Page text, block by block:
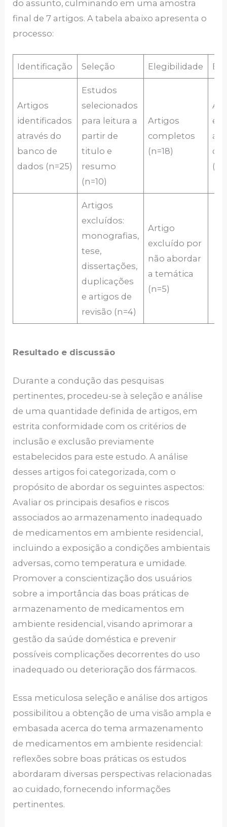
do assunto, culminando em uma amostra
final de 7 artigos. A tabela abaixo apresenta o
processo:
Identificação Seleção Elegibilidade
Artigos
identificados
através do
banco de
dados (n=25)
Estudos
selecionados
para leitura a
partir de
titulo e
resumo
(n=10)
Artigos
completos
(n=18)
Artigos
excluídos:
monografias,
tese,
dissertações,
duplicações
e artigos de
revisão (n=4)
Artigo
excluído por
não abordar
a temática
(n=5)
Resultado e discussão
Durante a condução das pesquisas
pertinentes, procedeu-se à seleção e análise
de uma quantidade definida de artigos, em
estrita conformidade com os critérios de
inclusão e exclusão previamente
estabelecidos para este estudo. A análise
desses artigos foi categorizada, com o
propósito de abordar os seguintes aspectos:
Avaliar os principais desafios e riscos
associados ao armazenamento inadequado
de medicamentos em ambiente residencial,
incluindo a exposição a condições ambientais
adversas, como temperatura e umidade.
Promover a conscientização dos usuários
sobre a importância das boas práticas de
armazenamento de medicamentos em
ambiente residencial, visando aprimorar a
gestão da saúde doméstica e prevenir
possíveis complicações decorrentes do uso
inadequado ou deterioração dos fármacos.
Essa meticulosa seleção e análise dos artigos
possibilitou a obtenção de uma visão ampla e
embasada acerca do tema armazenamento
de medicamentos em ambiente residencial:
reflexões sobre boas práticas os estudos
abordaram diversas perspectivas relacionadas
ao cuidado, fornecendo informações
pertinentes.